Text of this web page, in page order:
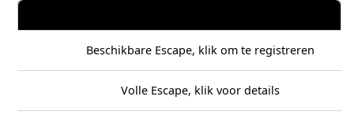
Beschikbare Escape, klik om te registreren
Volle Escape, klik voor details